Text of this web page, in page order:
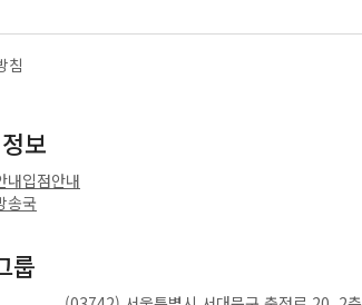
침
보
내입점안내
송국
룹